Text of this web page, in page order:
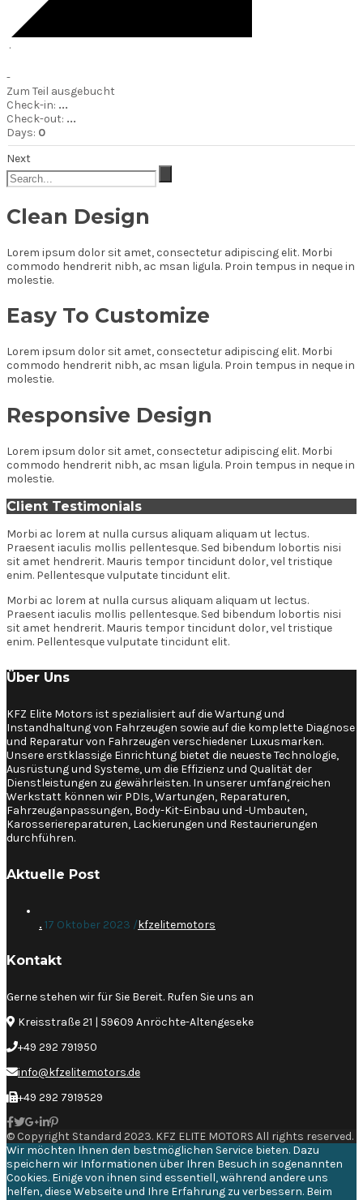
·
-
Zum Teil ausgebucht
Check-in: ...
Check-out: ...
Days: 0
Next
Clean Design
Lorem ipsum dolor sit amet, consectetur adipiscing elit. Morbi
commodo hendrerit nibh, ac msan ligula. Proin tempus in neque in
molestie.
Easy To Customize
Lorem ipsum dolor sit amet, consectetur adipiscing elit. Morbi
commodo hendrerit nibh, ac msan ligula. Proin tempus in neque in
molestie.
Responsive Design
Lorem ipsum dolor sit amet, consectetur adipiscing elit. Morbi
commodo hendrerit nibh, ac msan ligula. Proin tempus in neque in
molestie.
Client Testimonials
Morbi ac lorem at nulla cursus aliquam aliquam ut lectus.
Praesent iaculis mollis pellentesque. Sed bibendum lobortis nisi
sit amet hendrerit. Mauris tempor tincidunt dolor, vel tristique
enim. Pellentesque vulputate tincidunt elit.
Morbi ac lorem at nulla cursus aliquam aliquam ut lectus.
Praesent iaculis mollis pellentesque. Sed bibendum lobortis nisi
sit amet hendrerit. Mauris tempor tincidunt dolor, vel tristique
enim. Pellentesque vulputate tincidunt elit.
Über Uns
KFZ Elite Motors ist spezialisiert auf die Wartung und
Instandhaltung von Fahrzeugen sowie auf die komplette Diagnose
und Reparatur von Fahrzeugen verschiedener Luxusmarken.
Unsere erstklassige Einrichtung bietet die neueste Technologie,
Ausrüstung und Systeme, um die Effizienz und Qualität der
Dienstleistungen zu gewährleisten. In unserer umfangreichen
Werkstatt können wir PDIs, Wartungen, Reparaturen,
Fahrzeuganpassungen, Body-Kit-Einbau und -Umbauten,
Karosseriereparaturen, Lackierungen und Restaurierungen
durchführen.
Aktuelle Post
. 17 Oktober 2023 /kfzelitemotors
Kontakt
Gerne stehen wir für Sie Bereit. Rufen Sie uns an
Kreisstraße 21 | 59609 Anröchte-Altengeseke
+49 292 791950
info@kfzelitemotors.de
+49 292 7919529
© Copyright Standard 2023. KFZ ELITE MOTORS All rights reserved.
Wir möchten Ihnen den bestmöglichen Service bieten. Dazu
speichern wir Informationen über Ihren Besuch in sogenannten
Cookies. Einige von ihnen sind essentiell, während andere uns
helfen, diese Webseite und Ihre Erfahrung zu verbessern. Beim